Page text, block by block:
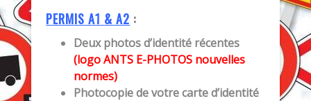
PERMIS A1 & A2 :
Deux photos d’identité récentes
(logo ANTS E-PHOTOS nouvelles
normes)
Photocopie de votre carte d’identité